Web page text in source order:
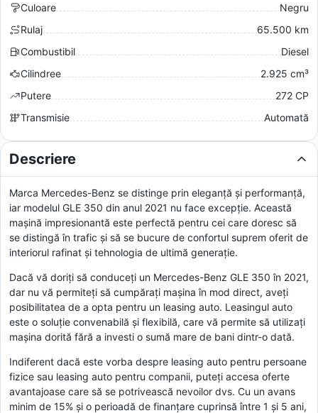
Culoare
Negru
Rulaj
65.500 km
Combustibil
Diesel
Cilindree
2.925 cm³
Putere
272 CP
Transmisie
Automată
Descriere
Marca Mercedes-Benz se distinge prin eleganță și performanță,
iar modelul GLE 350 din anul 2021 nu face excepție. Această
mașină impresionantă este perfectă pentru cei care doresc să
se distingă în trafic și să se bucure de confortul suprem oferit de
interiorul rafinat și tehnologia de ultimă generație.
Dacă vă doriți să conduceți un Mercedes-Benz GLE 350 în 2021,
dar nu vă permiteți să cumpărați mașina în mod direct, aveți
posibilitatea de a opta pentru un leasing auto. Leasingul auto
este o soluție convenabilă și flexibilă, care vă permite să utilizați
mașina dorită fără a investi o sumă mare de bani dintr-o dată.
Indiferent dacă este vorba despre leasing auto pentru persoane
fizice sau leasing auto pentru companii, puteți accesa oferte
avantajoase care să se potrivească nevoilor dvs. Cu un avans
minim de 15% și o perioadă de finanțare cuprinsă între 1 și 5 ani,